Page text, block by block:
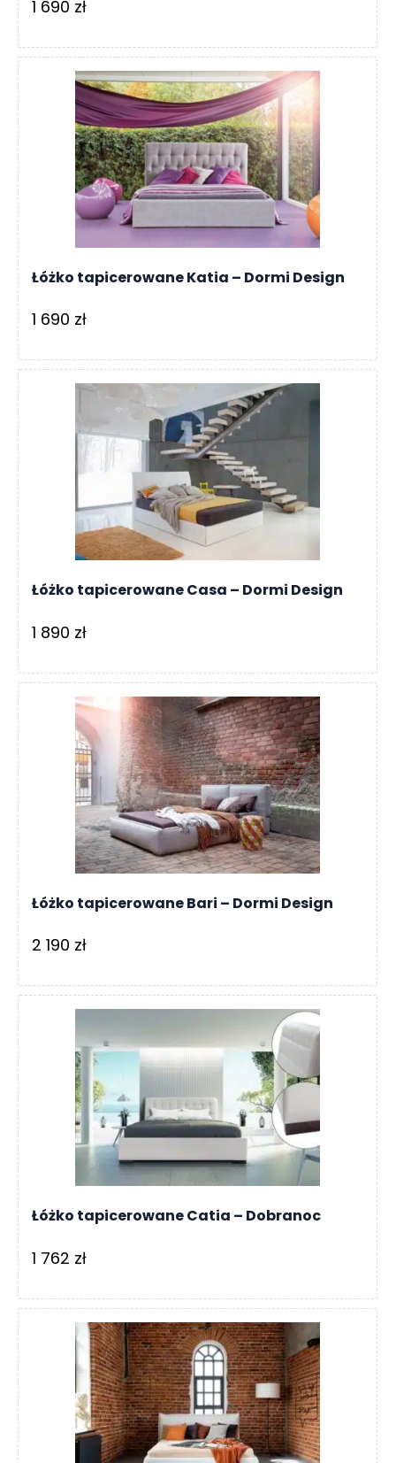
1 690 zł
Łóżko tapicerowane Katia – Dormi Design
1 690 zł
Łóżko tapicerowane Casa – Dormi Design
1 890 zł
Łóżko tapicerowane Bari – Dormi Design
2 190 zł
Łóżko tapicerowane Catia – Dobranoc
1 762 zł